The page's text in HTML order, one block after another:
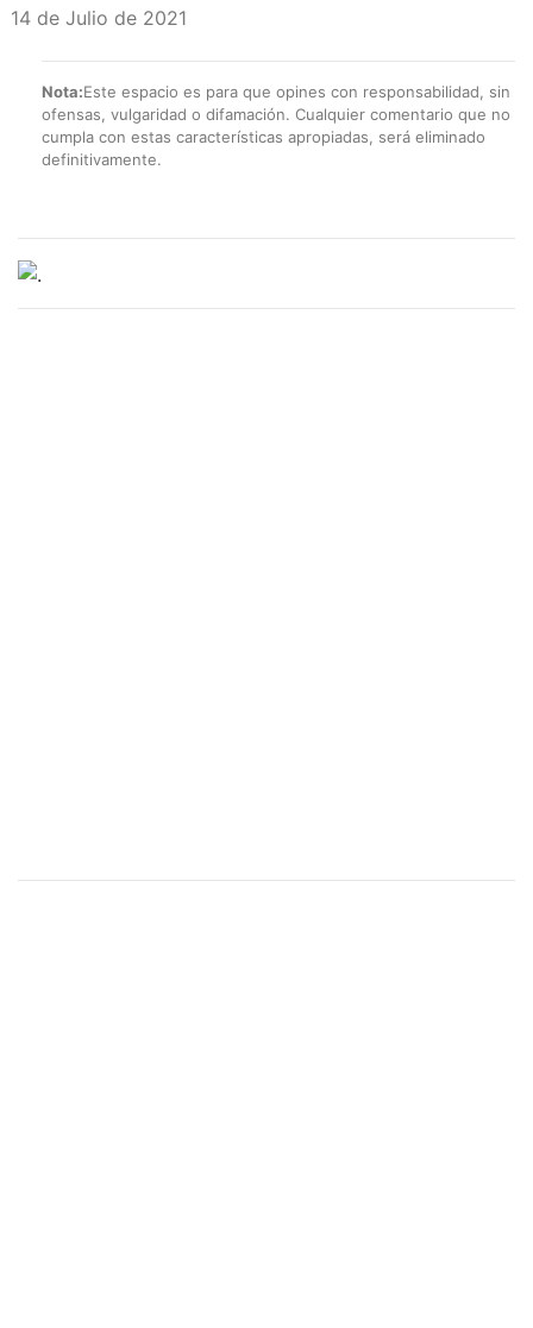
14 de Julio de 2021
Nota:Este espacio es para que opines con responsabilidad, sin
ofensas, vulgaridad o difamación. Cualquier comentario que no
cumpla con estas características apropiadas, será eliminado
definitivamente.